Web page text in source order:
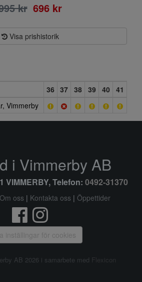
kr 696 kr
Visa prishistorik
36 37 38 39 40
41
Vimmerby
i Vimmerby AB
VIMMERBY, Telefon: 0492-31370
Om oss | Kontakta oss | Öppettider
inställingar för cookies
AB 2026 i samarbete med Flexicon